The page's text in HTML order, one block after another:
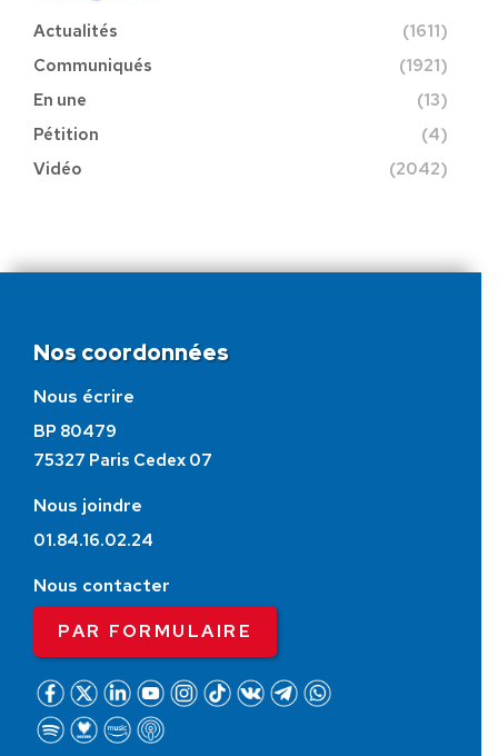
Actualités
(1611)
Communiqués
(1921)
En une
(13)
Pétition
(4)
Vidéo
(2042)
Nos coordonnées
Nous écrire
BP 80479
75327 Paris Cedex 07
Nous joindre
01.84.16.02.24
Nous contacter
PAR FORMULAIRE